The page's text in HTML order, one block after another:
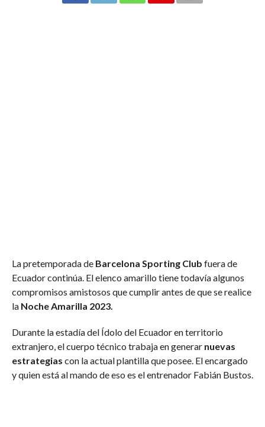
La pretemporada de Barcelona Sporting Club fuera de
Ecuador continúa. El elenco amarillo tiene todavía algunos
compromisos amistosos que cumplir antes de que se realice
la Noche Amarilla 2023.
Durante la estadía del Ídolo del Ecuador en territorio
extranjero, el cuerpo técnico trabaja en generar nuevas
estrategias con la actual plantilla que posee. El encargado
y quien está al mando de eso es el entrenador Fabián Bustos.